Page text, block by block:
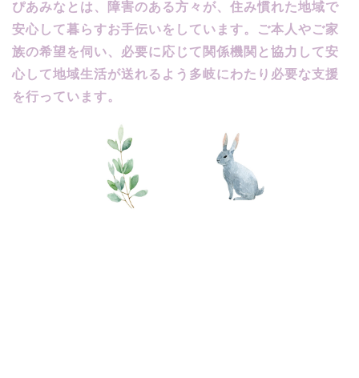
ぴあみなとは、障害のある方々が、住み慣れた地域で
安心して暮らすお手伝いをしています。ご本人やご家
族の希望を伺い、必要に応じて関係機関と協力して安
心して地域生活が送れるよう多岐にわたり必要な支援
を行っています。